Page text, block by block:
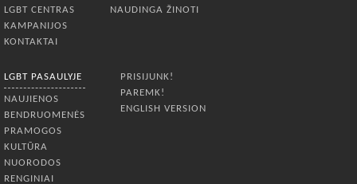
LGBT CENTRAS
KAMPANIJOS
KONTAKTAI
NAUDINGA ŽINOTI
LGBT PASAULYJE
NAUJIENOS
BENDRUOMENĖS
PRAMOGOS
KULTŪRA
NUORODOS
RENGINIAI
PRISIJUNK!
PAREMK!
ENGLISH VERSION